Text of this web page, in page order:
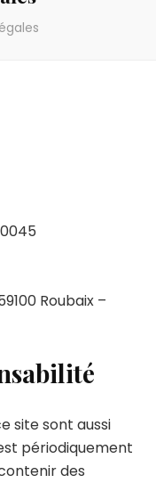
Roubaix –
site sont aussi
périodiquement
des